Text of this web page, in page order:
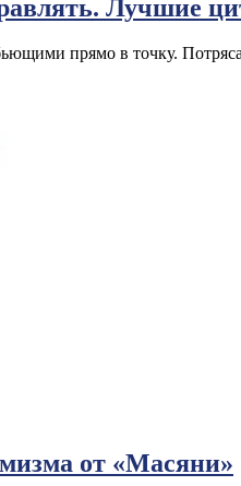
Лучшие
прямо в точку.
от «Масяни»